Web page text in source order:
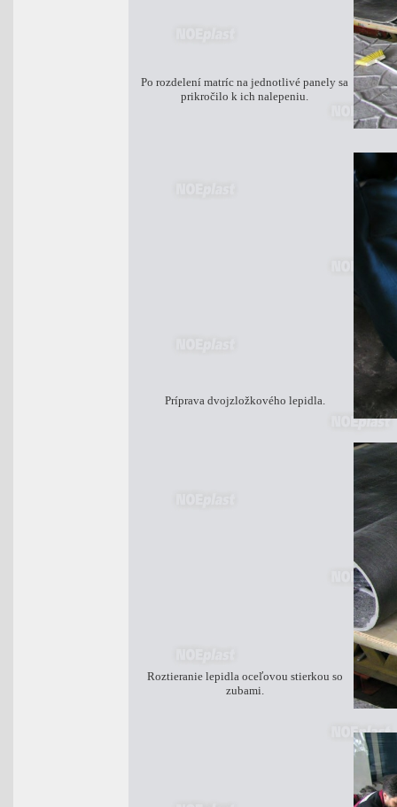
Po rozdelení matríc na jednotlivé panely sa
prikročilo k ich nalepeniu.
Príprava dvojzložkového lepidla.
Roztieranie lepidla oceľovou stierkou so
zubami.